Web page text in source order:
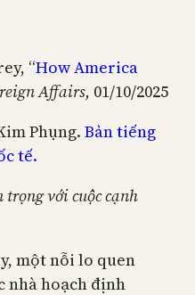
“How America
Affairs, 01/10/2025
Phụng. Bản tiếng
tế.
với cuộc cạnh
một nỗi lo quen
nhà hoạch định